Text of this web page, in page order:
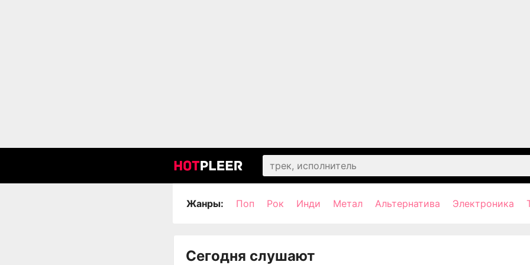
Жанры: Поп Рок Инди Метал Альтернатива Электроника
Сегодня слушают